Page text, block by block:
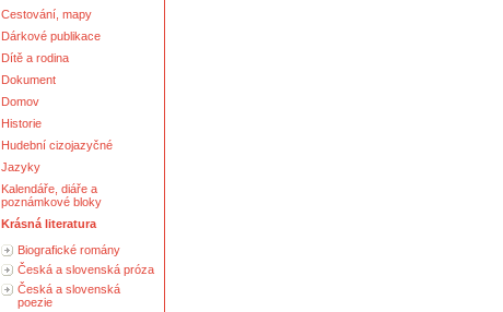
Cestování, mapy
Dárkové publikace
Dítě a rodina
Dokument
Domov
Historie
Hudební cizojazyčné
Jazyky
Kalendáře, diáře a
poznámkové bloky
Krásná literatura
Biografické romány
Česká a slovenská próza
Česká a slovenská
poezie